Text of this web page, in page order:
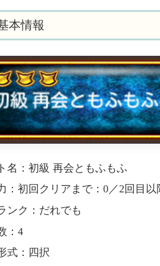
本情報
名：初級 再会ともふもふ
：初回クリアまで：0／2回目以
ンク：だれでも
：4
式：四択